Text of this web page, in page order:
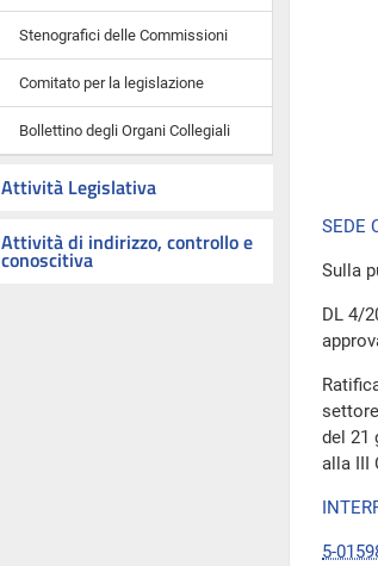
Stenografici delle Commissioni
Comitato per la legislazione
Bollettino degli Organi Collegiali
Attività Legislativa
Attività di indirizzo, controllo e
conoscitiva
SEDE
Sulla
DL 4/
del 21
alla III
5-